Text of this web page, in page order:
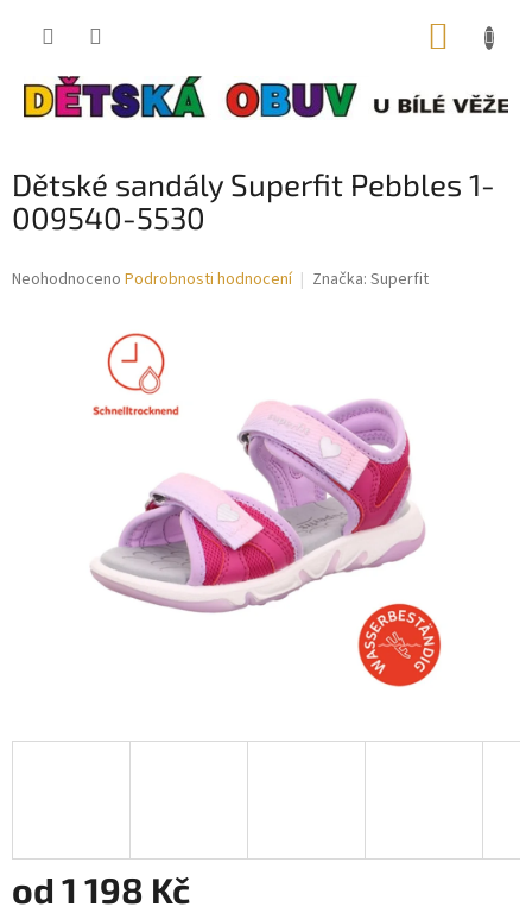
Dětské sandály Superfit Pebbles 1-
009540-5530
Průměrné
Neohodnoceno Podrobnosti hodnocení Značka: Superfit
od 1 198 Kč